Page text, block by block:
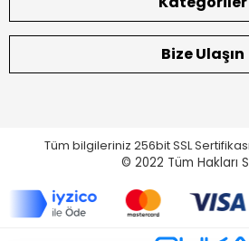
Bize Ulaşın
Tüm bilgileriniz 256bit SSL
© 2022 Tüm Hakları